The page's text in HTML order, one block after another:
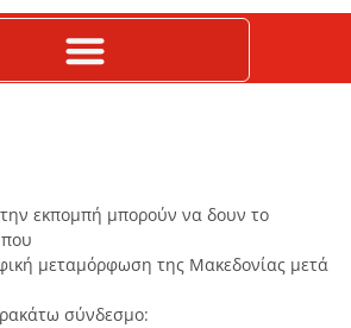
την εκπομπή μπορούν να δουν το
μεταμόρφωση της Μακεδονίας μετά
σύνδεσμο: